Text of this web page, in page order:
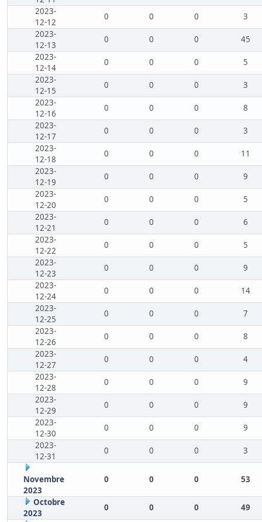
2023-
12-12
0 0 0
3
2023-
12-13
0 0 0
45
2023-
12-14
0 0 0
5
2023-
12-15
0 0 0
3
2023-
12-16
0 0 0
8
2023-
12-17
0 0 0
3
2023-
12-18
0 0 0
11
2023-
12-19
0 0 0
9
2023-
12-20
0 0 0
5
2023-
12-21
0 0 0
6
2023-
12-22
0 0 0
5
2023-
12-23
0 0 0
9
2023-
12-24
0 0 0
14
2023-
12-25
0 0 0
7
2023-
12-26
0 0 0
8
2023-
12-27
0 0 0
4
2023-
12-28
0 0 0
9
2023-
12-29
0 0 0
9
2023-
12-30
0 0 0
9
2023-
12-31
0 0 0 3
Novembre
2023
0 0 0 53
Octobre
2023
0 0 0 49